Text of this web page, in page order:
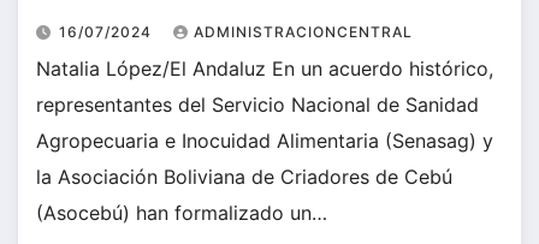
16/07/2024 ADMINISTRACIONCENTRAL
Natalia López/El Andaluz En un acuerdo histórico,
representantes del Servicio Nacional de Sanidad
Agropecuaria e Inocuidad Alimentaria (Senasag) y
la Asociación Boliviana de Criadores de Cebú
(Asocebú) han formalizado un…